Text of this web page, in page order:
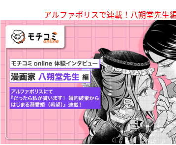
f
アルファポリスで連載！八朔堂先生